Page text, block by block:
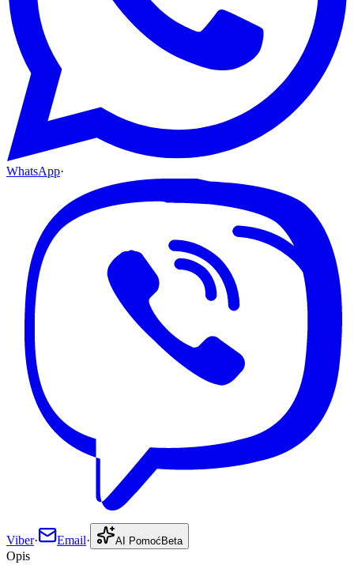
WhatsApp·
Viber· Email· AI Pomoć Beta
Opis